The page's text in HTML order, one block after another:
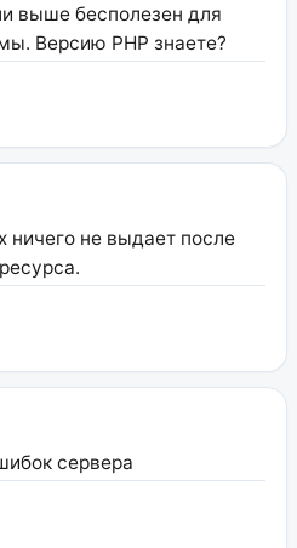
выше бесполезен для
Версию PHP знаете?
не выдает после
сервера